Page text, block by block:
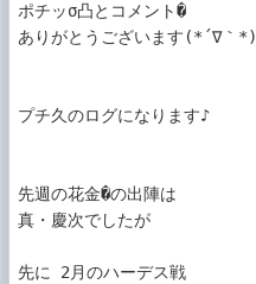
ポチッσ凸とコメント�
ありがとうございます(*´∇｀*)
プチ久のログになります♪
先週の花金�の出陣は
真・慶次でしたが
先に 2月のハーデス戦